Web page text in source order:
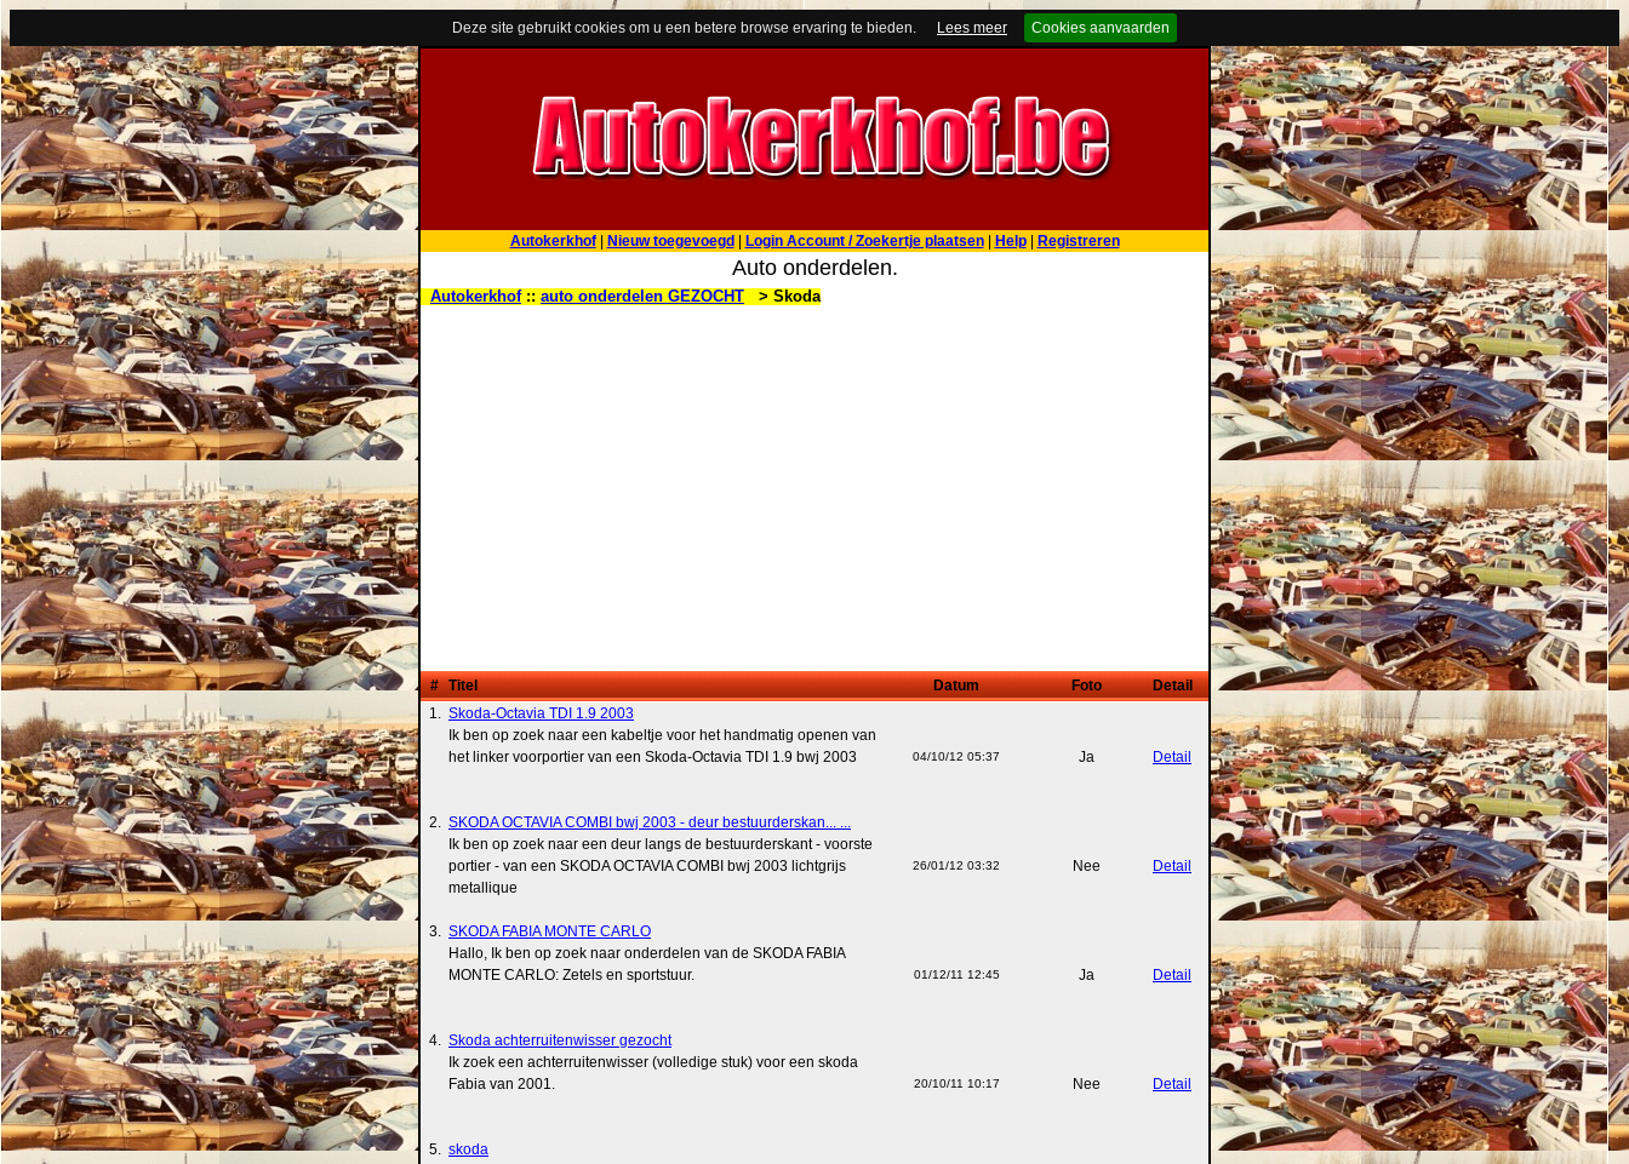
Deze site gebruikt cookies om u een betere browse ervaring te bieden. Lees meer Cookies aanvaarden
Autokerkhof| Nieuw toegevoegd Login Account / Zoekertje plaatsen| Help| Registreren
Auto onderdelen.
Autokerkhof:: auto onderdelen GEZOCHT > Skoda
# Titel Datum Foto
Detail
1. Skoda-Octavia TDI 1.9 2003
Ik ben op zoek naar een kabeltje voor het handmatig openen van
het linker voorportier van een Skoda-Octavia TDI 1.9 bwj 2003
04/10/12 05:37 Ja Detail
2. SKODA OCTAVIA COMBI bwj 2003 - deur bestuurderskan... ...
Ik ben op zoek naar een deur langs de bestuurderskant - voorste
portier - van een SKODA OCTAVIA COMBI bwj 2003 lichtgrijs
metallique
26/01/12 03:32 Nee Detail
3. SKODA FABIA MONTE CARLO
Hallo, Ik ben op zoek naar onderdelen van de SKODA FABIA
MONTE CARLO: Zetels en sportstuur.
01/12/11 12:45 Ja Detail
4. Skoda achterruitenwisser gezocht
Ik zoek een achterruitenwisser (volledige stuk) voor een skoda
Fabia van 2001.
20/10/11 10:17 Nee Detail
5. skoda